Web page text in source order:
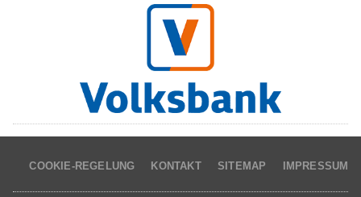
COOKIE-REGELUNG KONTAKT SITEMAP IMPRESSUM